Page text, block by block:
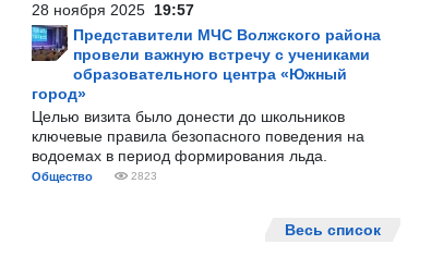
28 ноября 2025 19:57
Представители МЧС Волжского района
провели важную встречу с учениками
образовательного центра «Южный
город»
Целью визита было донести до школьников
ключевые правила безопасного поведения на
водоемах в период формирования льда.
Общество 2823
Весь список